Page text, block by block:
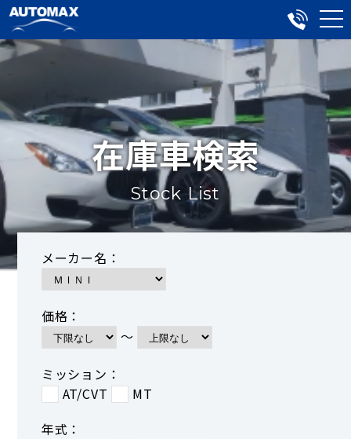
在庫車検索
Stock List
メーカー名：
価格：
～
ミッション：
AT/CVT
MT
年式：